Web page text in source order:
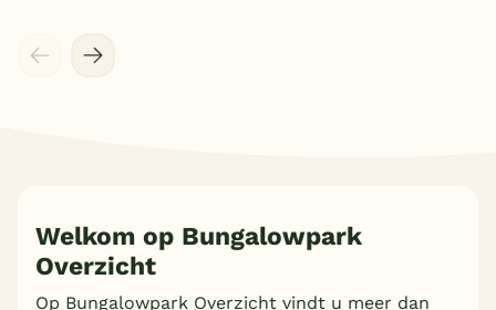
Welkom op Bungalowpark
Overzicht
Op Bungalowpark Overzicht vindt u meer dan